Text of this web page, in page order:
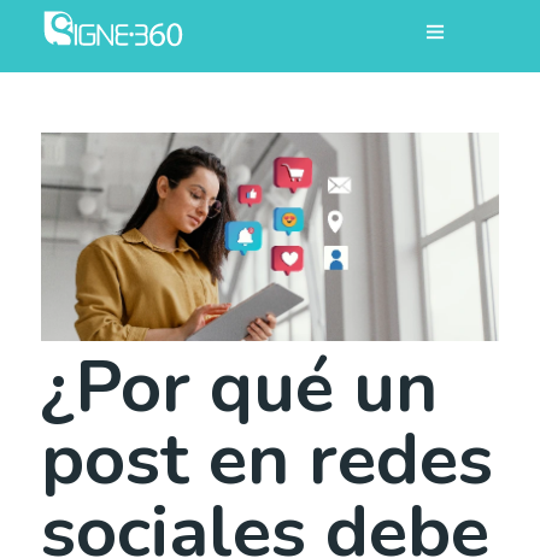
¿Por qué un
post en redes
sociales debe